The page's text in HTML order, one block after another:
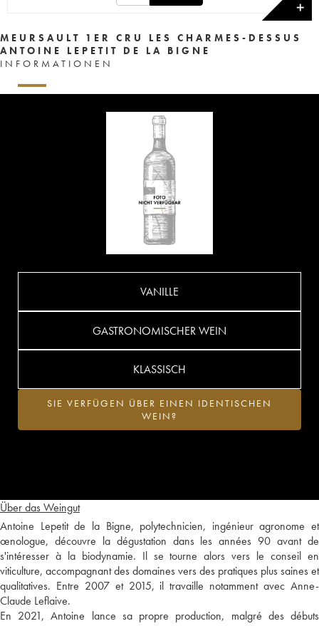
✕
MEURSAULT 1ER CRU LES CHARMES-DESSUS
ANTOINE LEPETIT DE LA BIGNE
INFORMATIONEN
Über das Weingut
Antoine Lepetit de la Bigne, polytechnicien, ingénieur agronome et
œnologue, découvre la dégustation dans les années 90 avant de
s'intéresser à la biodynamie. Il se tourne alors vers le conseil en
viticulture, accompagnant des domaines vers des pratiques plus saines et
qualitatives. Entre 2007 et 2015, il travaille notamment avec Anne-
Claude Leflaive.
En 2021, Antoine lance sa propre production, malgré des débuts
VANILLE
GASTRONOMISCHER WEIN
KLASSISCH
SIE VERFÜGEN ÜBER EINEN IDENTISCHEN
WEIN?